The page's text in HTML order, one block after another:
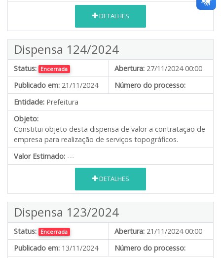
DETALHES
Dispensa 124/2024
Status: Encerrada Abertura: 27/11/2024 00:00
Publicado em: 21/11/2024
Número do processo:
Entidade: Prefeitura
Objeto:
Constitui objeto desta dispensa de valor a contratação de
empresa para realização de serviços topográficos.
Valor Estimado: ---
DETALHES
Dispensa 123/2024
Status: Encerrada Abertura: 21/11/2024 00:00
Publicado em: 13/11/2024
Número do processo: